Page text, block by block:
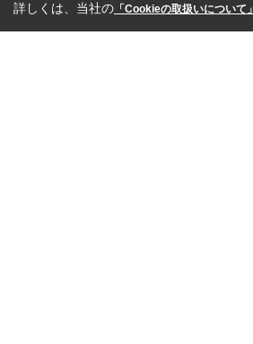
詳しくは、当社の 「Cookieの取扱いについて」